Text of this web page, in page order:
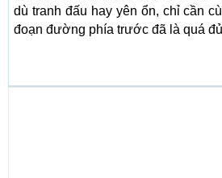
dù tranh đấu hay yên ổn, chỉ cần
đoạn đường phía trước đã là quá